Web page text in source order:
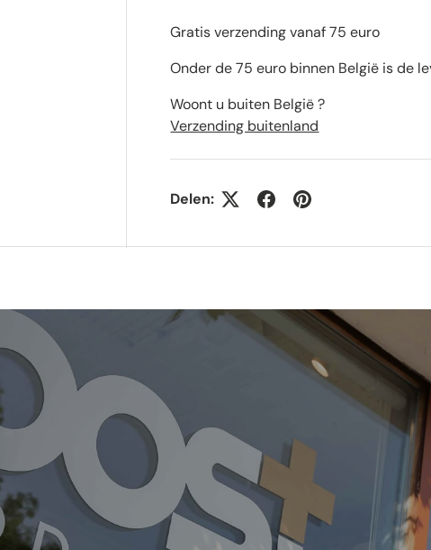
Gratis verzending vanaf 75 euro
Onder de 75 euro binnen België is de
Woont u buiten België ?
Verzending buitenland
Delen: